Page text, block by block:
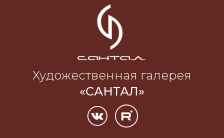
Художественная галерея
«САНТАЛ»